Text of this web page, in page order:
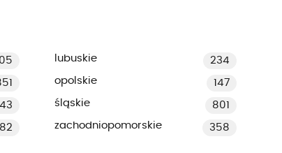
lubuskie
234
opolskie
147
śląskie
801
zachodniopomorskie 358